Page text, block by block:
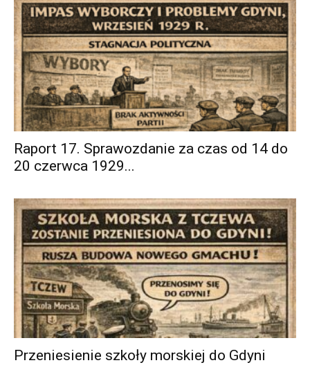
Raport 17. Sprawozdanie za czas od 14 do
20 czerwca 1929...
Przeniesienie szkoły morskiej do Gdyni